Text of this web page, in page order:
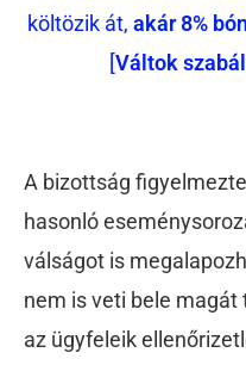
költözik át, akár 8%
[Váltok
A bizottság
hasonló
válságot is
nem is veti bele magát
az ügyfeleik